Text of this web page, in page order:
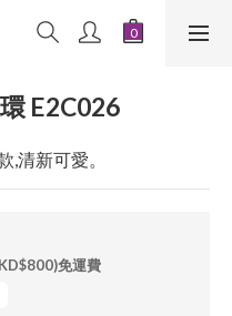
E2C026
,清新可愛。
免運費